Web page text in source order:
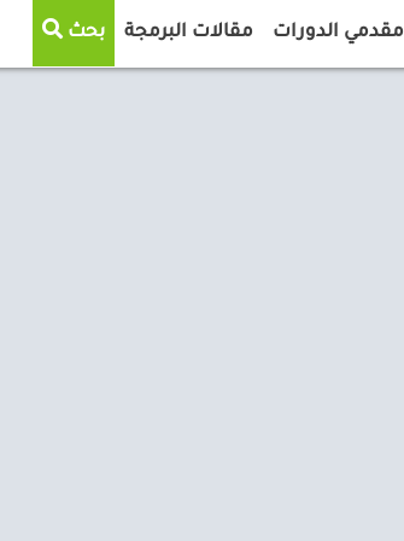
مقدمي الدورات مقالات البرمجة بحث